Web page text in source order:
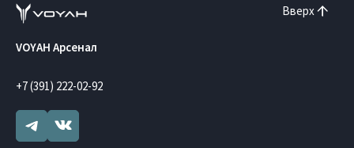
Вверх
VOYAH Арсенал
+7 (391) 222-02-92